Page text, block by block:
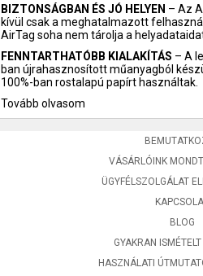
BIZTONSÁGBAN ÉS JÓ HELYEN – Az
kívül csak a meghatalmazott
AirTag soha nem tárolja a
FENNTARTHATÓBB KIALAKÍTÁS – A
ban újrahasznosított műanyagból
100%-ban rostalapú papírt használtak.
Tovább olvasom
VÁSÁRLÓINK
ÜGYFÉLSZOLGÁLAT
BLOG
GYAKRAN
HASZNÁLATI